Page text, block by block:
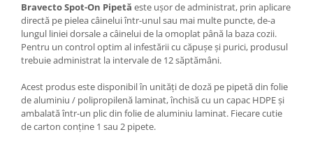
Bravecto Spot-On Pipetă este ușor de administrat, prin aplicare
directă pe pielea câinelui într-unul sau mai multe puncte, de-a
lungul liniei dorsale a câinelui de la omoplat până la baza cozii.
Pentru un control optim al infestării cu căpușe și purici, produsul
trebuie administrat la intervale de 12 săptămâni.
Acest produs este disponibil în unități de doză pe pipetă din folie
de aluminiu / polipropilenă laminat, închisă cu un capac HDPE și
ambalată într-un plic din folie de aluminiu laminat. Fiecare cutie
de carton conține 1 sau 2 pipete.